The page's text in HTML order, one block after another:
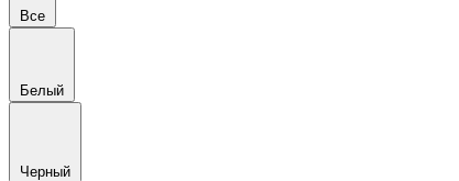
Все
Белый
Черный